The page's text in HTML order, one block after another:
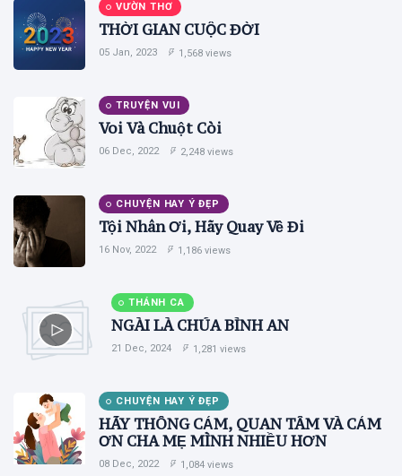
VƯỜN THƠ
THỜI GIAN CUỘC ĐỜI
05 Jan, 2023 1,568 views
TRUYỆN VUI
Voi Và Chuột Còi
06 Dec, 2022 2,248 views
CHUYỆN HAY Ý ĐẸP
Tội Nhân Ơi, Hãy Quay Về Đi
16 Nov, 2022 1,186 views
THÁNH CA
NGÀI LÀ CHÚA BÌNH AN
21 Dec, 2024 1,281 views
CHUYỆN HAY Ý ĐẸP
HÃY THÔNG CẢM, QUAN TÂM VÀ CẢM
ƠN CHA MẸ MÌNH NHIỀU HƠN
08 Dec, 2022 1,084 views